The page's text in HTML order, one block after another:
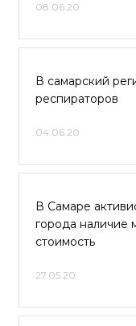
08.06.20
В самарский
респираторов
04.06.20
В Самаре
города наличие
стоимость
27.05.20